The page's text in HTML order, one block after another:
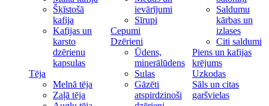
Šķīstošā
kafija
Kafijas un
karsto
dzērienu
kapsulas
Tēja
Melnā tēja
Zaļā tēja
ievārījumi
Sīrupi
Cepumi
Dzērieni
Ūdens,
minerālūdens
Sulas
Gāzēti
atspirdzinoši
Saldumu
kārbas un
izlases
Citi saldumi
Piens un kafijas
krējums
Uzkodas
Sāls un citas
garšvielas